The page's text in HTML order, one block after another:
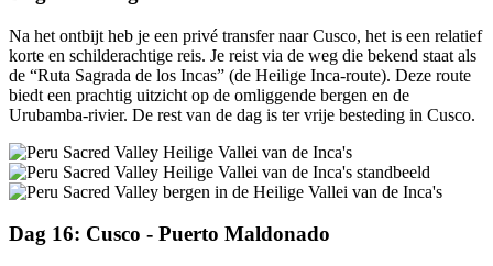
Na het ontbijt heb je een privé transfer naar Cusco, het is een relatief
korte en schilderachtige reis. Je reist via de weg die bekend staat als
de “Ruta Sagrada de los Incas” (de Heilige Inca-route). Deze route
biedt een prachtig uitzicht op de omliggende bergen en de
Urubamba-rivier. De rest van de dag is ter vrije besteding in Cusco.
Dag 16: Cusco - Puerto Maldonado